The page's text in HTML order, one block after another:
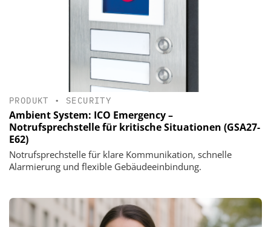
PRODUKT • SECURITY
Ambient System: ICO Emergency –
Notrufsprechstelle für kritische Situationen (GSA27-
E62)
Notrufsprechstelle für klare Kommunikation, schnelle
Alarmierung und flexible Gebäudeeinbindung.